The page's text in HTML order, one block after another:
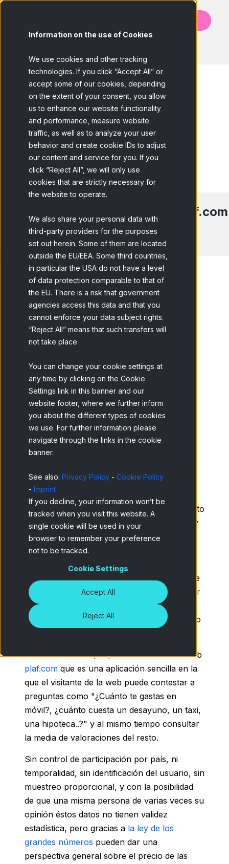
Information on the use of Cookies
We use cookies and other tracking
technologies. If you click “Accept All” or
accept some of our cookies, depending
on the extent of your consent, you allow
us to enhance our website functionality
and performance, measure website
traffic, as well as to analyze your user
behavior and create cookie IDs to adjust
our content and service for you. If you
click “Reject All”, we will only use
cookies that are strictly necessary for
the website to operate.
We also share your personal data with
third-party providers for the purposes
set out herein. Some of them are located
outside the EU/EEA. Some third countries,
in particular the USA do not have a level
of data protection comparable to that of
the EU. There is a risk that government
agencies access this data and that you
cannot enforce your data subject rights.
“Reject All” means that such transfers will
not take place.
You can change your cookie settings at
any time by clicking on the Cookie
Settings link in this banner and our
website footer, where we further inform
you about the different types of cookies
we use. For further information please
navigate through the links in the cookie
banner.
See also: Privacy Policy - Cookie Policy
- Imprint
If you decline, your information won’t be
tracked when you visit this website. A
single cookie will be used in your
browser to remember your preference
not to be tracked.
Cookie Settings
Accept All
Reject All
Contáctanos
El precio medio de las cosas: Plaf.com
Home Blog El precio medio de...
¿Cuánto cuesta de media un menú? ¿y cuánto
se gasta de media el ciudadano en móvil? ¿y
en hipoteca?
Las respuestas a preguntas como ésta
podemos encontrarlas por dos vías: 1)
accediendo a la web del Instituto Nacional de
Estadística y buscando los
gastos medios por
persona
(y haciendo algún que otro calculo
más) ó 2) haciendo encuestas y preguntando
Esto último es lo que pretende la curiosa web
plaf.com que es una aplicación sencilla en la
que el visitante de la web puede contestar a
preguntas como "¿Cuánto te gastas en
móvil?, ¿cuánto cuesta un desayuno, un taxi,
una hipoteca..?" y al mismo tiempo consultar
la media de valoraciones del resto.
Sin control de participación por país, ni
temporalidad, sin identificación del usuario, sin
muestreo proporcional, y con la posibilidad
de que una misma persona de varias veces su
opinión éstos datos no tienen validez
estadística, pero gracias a la ley de los
grandes números pueden dar una
perspectiva general sobre el precio de las